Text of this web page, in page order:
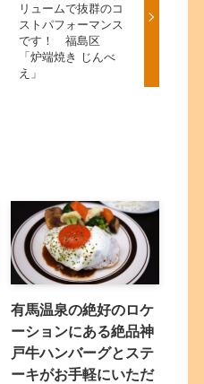
リュームで抜群のコ
ストパフォーマンス
です！ 福島区
「炉端焼き じんべ
え」
有馬温泉の絶好のロケ
ーションにある絶品神
戸牛ハンバーグとステ
ーキがお手軽にいただ